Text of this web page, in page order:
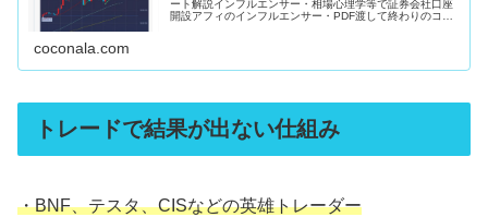
ート解説インフルエンサー・相場心理学等で証券会社口座
開設アフィのインフルエンサー・PDF渡して終わりのココ
coconala.com
トレードで結果が出ない仕組み
・BNF、テスタ、CISなどの英雄トレーダー